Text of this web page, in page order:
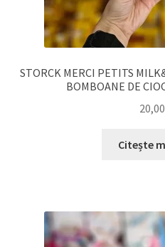
STORCK MERCI PETITS
BOMBOANE DE
20,00
Citește